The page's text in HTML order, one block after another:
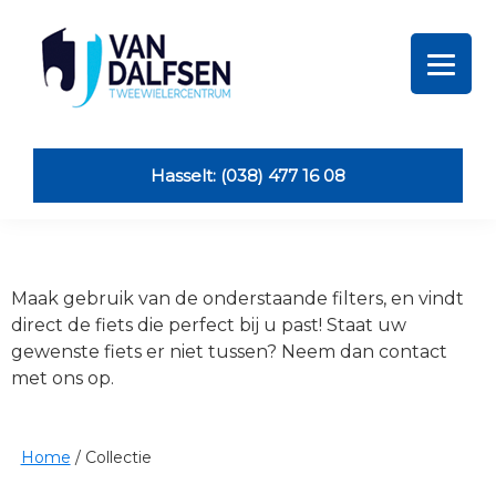
primary
navigation
primary
footer
Dalfsen
TweewielersHasselt: (038) 477 16 08
Maak gebruik van de onderstaande filters, en vindt
direct de fiets die perfect bij u past! Staat uw
gewenste fiets er niet tussen? Neem dan contact
met ons op.
Home / Collectie